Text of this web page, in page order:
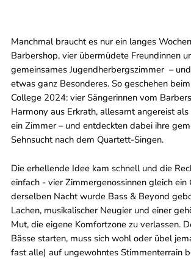
Manchmal braucht es nur ein langes
Barbershop, vier übermüdete Freundinnen
gemeinsames Jugendherbergszimmer –
etwas ganz Besonderes. So geschehen
College 2024: vier Sängerinnen vom
Harmony aus Erkrath, allesamt angereist
ein Zimmer – und entdeckten dabei ihre
Sehnsucht nach dem Quartett-Singen.
Die erhellende Idee kam schnell und die
einfach - vier Zimmergenossinnen gleich ein
derselben Nacht wurde Bass & Beyond
Lachen, musikalischer Neugier und einer
Mut, die eigene Komfortzone zu verlassen.
Bässe starten, muss sich wohl oder übel
fast alle) auf ungewohntes Stimmenterrain